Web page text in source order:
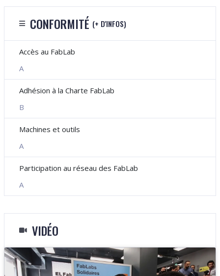
CONFORMITÉ (+ D'INFOS)
Accès au FabLab
A
Adhésion à la Charte FabLab
B
Machines et outils
A
Participation au réseau des FabLab
A
VIDÉO